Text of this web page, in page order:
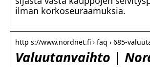
ilman korkoseuraamuksia.
http s://www.nordnet.fi › faq › 685-
Valuutanvaihto |